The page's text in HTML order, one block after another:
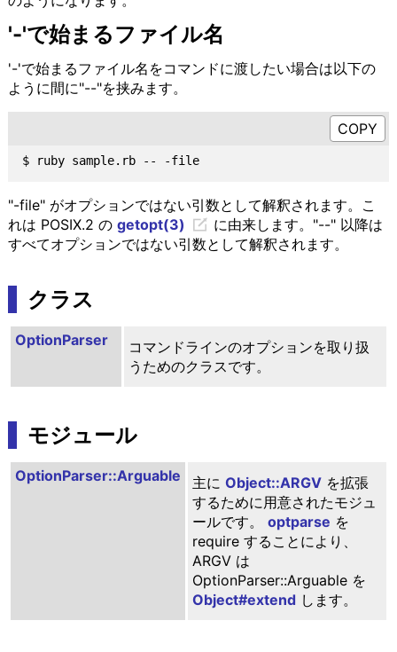
'-'で始まるファイル名
'-'で始まるファイル名をコマンドに渡したい場合は以下の
ように間に"--"を挟みます。
$ ruby sample.rb -- -file
"-file" がオプションではない引数として解釈されます。こ
れは POSIX.2 の getopt(3)
に由来します。"--" 以降は
すべてオプションではない引数として解釈されます。
クラス
OptionParser
コマンドラインのオプションを取り扱
うためのクラスです。
モジュール
OptionParser::Arguable 主に Object::ARGVを拡張
するために用意されたモジュ
ールです。 optparse を
require することにより、
ARGV は
OptionParser::Arguable を
Object#extend します。